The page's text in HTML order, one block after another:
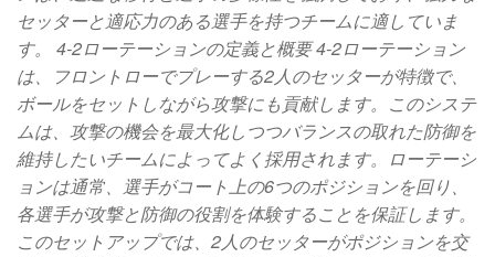
セッターと適応力のある選手を持つチームに適していま
す。 4-2ローテーションの定義と概要 4-2ローテーション
は、フロントローでプレーする2人のセッターが特徴で、
ボールをセットしながら攻撃にも貢献します。このシステ
ムは、攻撃の機会を最大化しつつバランスの取れた防御を
維持したいチームによってよく採用されます。ローテーシ
ョンは通常、選手がコート上の6つのポジションを回り、
各選手が攻撃と防御の役割を体験することを保証します。
このセットアップでは、2人のセッターがポジションを交